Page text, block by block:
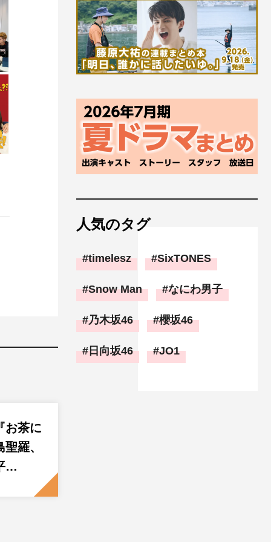
お茶に
羅、
…
人気のタグ
timelesz SixTONES
Snow Man なにわ男子
乃木坂46 櫻坂46
日向坂46 JO1